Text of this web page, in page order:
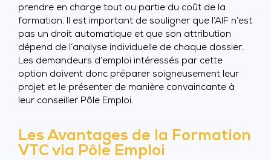
prendre en charge tout ou partie du coût de la
formation. Il est important de souligner que l’AIF n’est
pas un droit automatique et que son attribution
dépend de l’analyse individuelle de chaque dossier.
Les demandeurs d’emploi intéressés par cette
option doivent donc préparer soigneusement leur
projet et le présenter de manière convaincante à
leur conseiller Pôle Emploi.
Les Avantages de la Formation
VTC via Pôle Emploi